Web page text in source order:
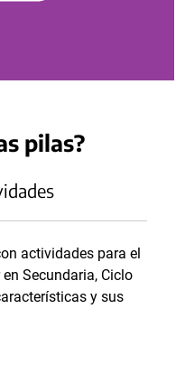
pilas?
actividades para el
Secundaria, Ciclo
y sus